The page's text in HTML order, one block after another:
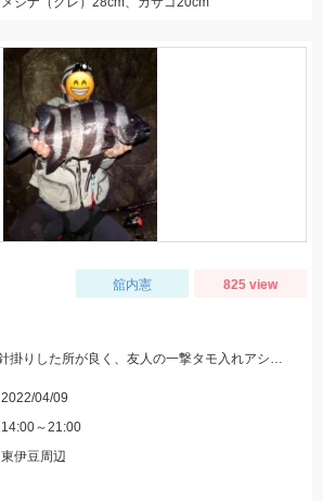
舘内憲 825 view
極翔1.5号ハリス3号で、針掛りした所が良く、友人の一撃タモ入れアシストがあったのでラッキーでした。
2022/04/09
14:00～21:00
東伊豆周辺